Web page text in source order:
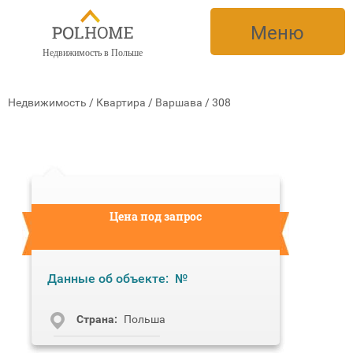
Недвижимость в Польше
Меню
Недвижимость / Квартира / Варшава /308
Цена под запрос
Данные об объекте: №
Cтрана: Польша